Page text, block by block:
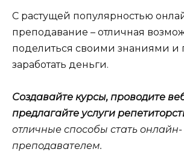
С растущей популярностью
преподавание – отличная
поделиться своими знаниями и
заработать деньги.
Создавайте курсы, проводите
предлагайте услуги
отличные способы стать онлайн-
преподавателем.